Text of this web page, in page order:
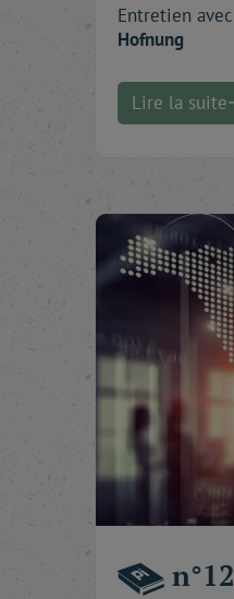
Entretien avec
Hofnung
Lire la suite